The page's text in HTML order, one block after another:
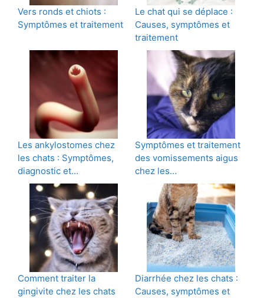
Vers ronds et chiots :
Symptômes et traitement
Le chat qui se déplace :
Causes, symptômes et
traitement
Les ankylostomes chez
les chats : Symptômes,
diagnostic et…
Symptômes et traitement
des vomissements aigus
chez les…
Comment traiter la
gingivite chez les chats
Diarrhée chez les chats :
Causes, symptômes et